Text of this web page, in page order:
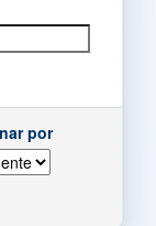
por